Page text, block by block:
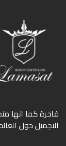
ﻓﺎﺧﺮة كما انها
اﻟﺘﺠﻤﻴﻞ ﺣﻮل